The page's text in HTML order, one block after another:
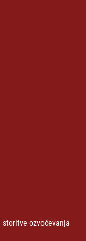
ozvočevanja